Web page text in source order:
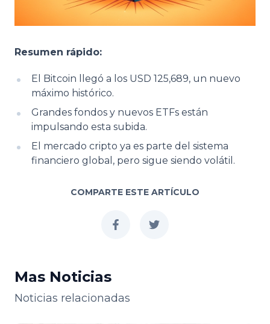
Resumen rápido:
El Bitcoin llegó a los USD 125,689, un nuevo
máximo histórico.
Grandes fondos y nuevos ETFs están
impulsando esta subida.
El mercado cripto ya es parte del sistema
financiero global, pero sigue siendo volátil.
COMPARTE ESTE ARTÍCULO
facebooktwitter
Mas Noticias
Noticias relacionadas